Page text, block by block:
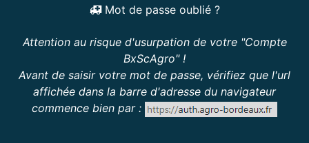
Mot de passe oublié ?
Attention au risque d'usurpation de votre "Compte
BxScAgro" !
Avant de saisir votre mot de passe, vérifiez que l'url
affichée dans la barre d'adresse du navigateur
commence bien par :